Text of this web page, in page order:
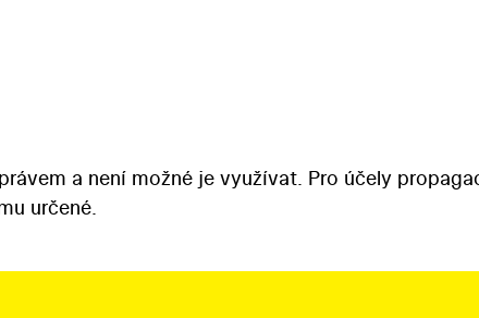
a není možné je využívat. Pro účely
určené.